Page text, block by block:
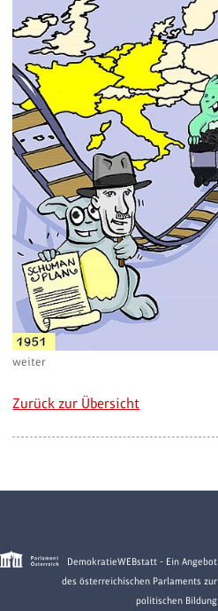
weiter
Zurück zur Übersicht
DemokratieWEBstatt - Ein Angebot
des österreichischen Parlaments zur
politischen Bildung